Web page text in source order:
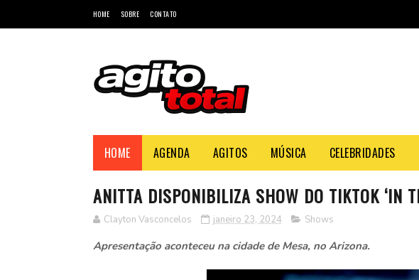
HOME SOBRE CONTATO
HOME AGENDA AGITOS MÚSICA CELEBRIDADES
ANITTA DISPONIBILIZA SHOW DO TIKTOK ‘IN
Clayton Vasconcelos janeiro 23, 2024 Shows
Apresentação aconteceu na cidade de Mesa, no Arizona.